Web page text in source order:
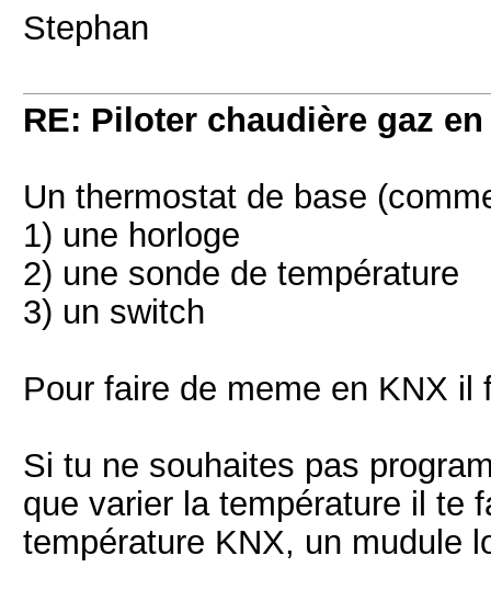
Stephan
RE: Piloter chaudière gaz en
Un thermostat de base
1) une horloge
2) une sonde de température
3) un switch
Pour faire de meme en KNX
Si tu ne souhaites pas
que varier la température il te
température KNX, un mudule